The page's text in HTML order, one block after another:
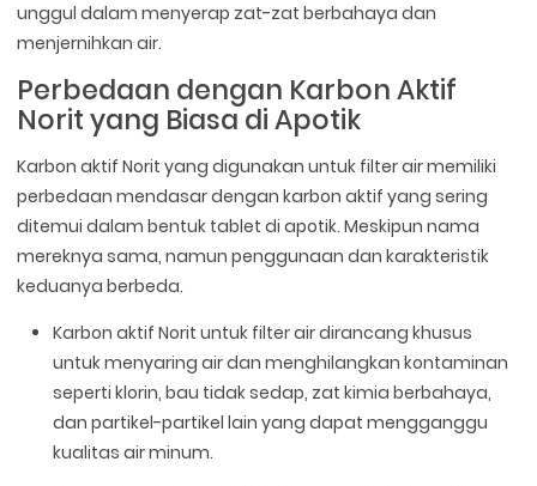
unggul dalam menyerap zat-zat berbahaya dan
menjernihkan air.
Perbedaan dengan Karbon Aktif
Norit yang Biasa di Apotik
Karbon aktif Norit yang digunakan untuk filter air memiliki
perbedaan mendasar dengan karbon aktif yang sering
ditemui dalam bentuk tablet di apotik. Meskipun nama
mereknya sama, namun penggunaan dan karakteristik
keduanya berbeda.
Karbon aktif Norit untuk filter air dirancang khusus
untuk menyaring air dan menghilangkan kontaminan
seperti klorin, bau tidak sedap, zat kimia berbahaya,
dan partikel-partikel lain yang dapat mengganggu
kualitas air minum.